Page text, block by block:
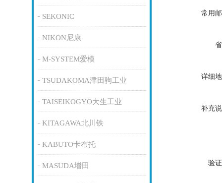
SEKONIC
NIKON尼康
M-SYSTEM爱模
TSUDAKOMA津田驹工业
TAISEIKOGYO大生工业
KITAGAWA北川铁
KABUTO卡布托
MASUDA增田
常用
详细
补充
验